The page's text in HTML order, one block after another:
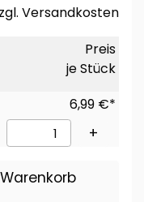
Versandkosten
Preis
je Stück
6,99 €*
+